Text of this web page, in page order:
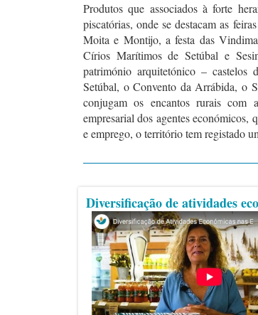
Produtos que associados à forte
piscatórias, onde se destacam as
Moita e Montijo, a festa das
Círios Marítimos de Setúbal e
património arquitetónico – castelos
Setúbal, o Convento da Arrábida, o
conjugam os encantos rurais com
empresarial dos agentes económicos,
e emprego, o território tem registado
Diversificação de atividades